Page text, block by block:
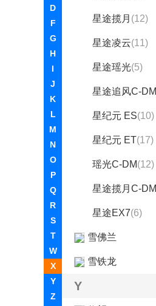
D
F
G
H
I
J
K
L
M
N
O
P
Q
R
S
T
W
X
Y
Z
星途揽月 (12)
星途凌云(11)
星途瑶光(5)
星途追风C-DM
星纪元 ES(10)
星纪元 ET(17)
瑶光C-DM(12)
星途揽月C-DM
星途EX7(6)
雪佛兰
雪铁龙
Y